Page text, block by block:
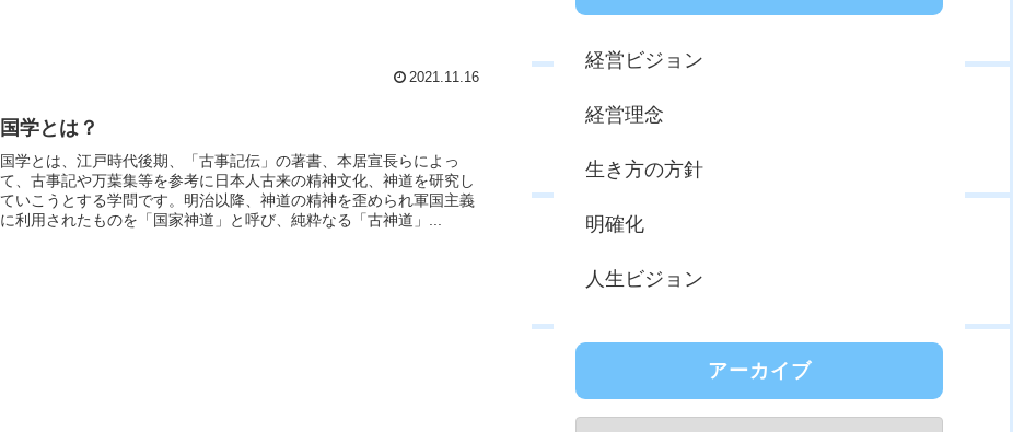
2021.11.16
国学とは？
国学とは、江戸時代後期、「古事記伝」の著書、本居宣長らによっ
て、古事記や万葉集等を参考に日本人古来の精神文化、神道を研究し
ていこうとする学問です。明治以降、神道の精神を歪められ軍国主義
に利用されたものを「国家神道」と呼び、純粋なる「古神道」...
経営ビジョン
経営理念
生き方の方針
明確化
人生ビジョン
アーカイブ